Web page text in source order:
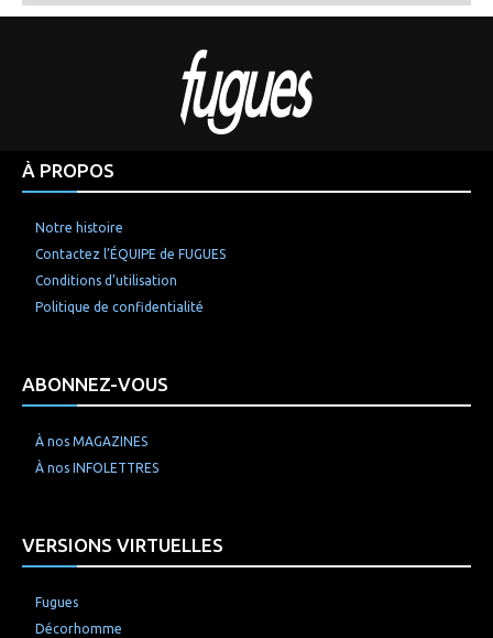
À PROPOS
Notre histoire
Contactez l’ÉQUIPE de FUGUES
Conditions d’utilisation
Politique de confidentialité
ABONNEZ-VOUS
À nos MAGAZINES
À nos INFOLETTRES
VERSIONS VIRTUELLES
Fugues
Décorhomme